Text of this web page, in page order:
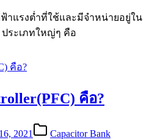
าแรงต่ำที่ใช้และมีจำหน่ายอยู่ใน
ระเภทใหญ่ๆ คือ
คือ?
2021 Capacitor Bank